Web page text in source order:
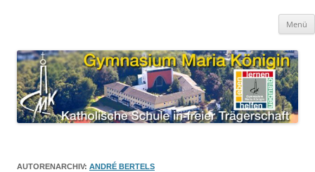
Menü
AUTORENARCHIV: ANDRÉ BERTELS